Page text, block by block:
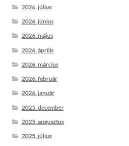
2026. július
2026. június
2026. május
2026. április
2026. március
2026. február
2026. január
2025. december
2025. augusztus
2025. július